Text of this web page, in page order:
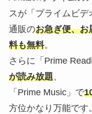
スが「プライムビデ
通販のお急ぎ便、お
料も無料。
さらに「Prime
が読み放題、
「Prime Music」で
方位かなり万能です。